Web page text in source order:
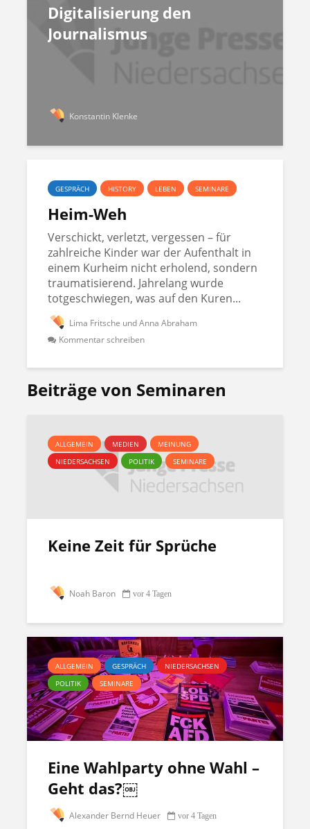
Digitalisierung den
Journalismus
Konstantin Klenke
GESPRÄCH HISTORY LEBEN SEMINARE
Heim-Weh
Verschickt, verletzt, vergessen – für
zahlreiche Kinder war der Aufenthalt in
einem Kurheim nicht erholend, sondern
traumatisierend. Jahrelang wurde
totgeschwiegen, was auf den Kuren...
Lima Fritsche und Anna Abraham
Kommentar schreiben
Beiträge von Seminaren
ALLGEMEIN MEDIEN
MEINUNG
NIEDERSACHSEN
POLITIK SEMINARE
Keine Zeit für Sprüche
Noah Baron vor 4 Tagen
ALLGEMEIN GESPRÄCH
NIEDERSACHSEN
POLITIK
SEMINARE
Eine Wahlparty ohne Wahl –
Geht das?￼
Alexander Bernd Heuer vor 4 Tagen